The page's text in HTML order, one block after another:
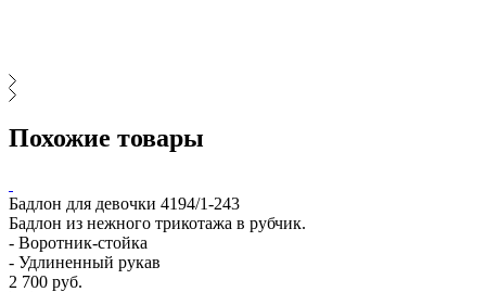
Похожие товары
Бадлон для девочки 4194/1-243
Бадлон из нежного трикотажа в рубчик.
- Воротник-стойка
- Удлиненный рукав
2 700 руб.